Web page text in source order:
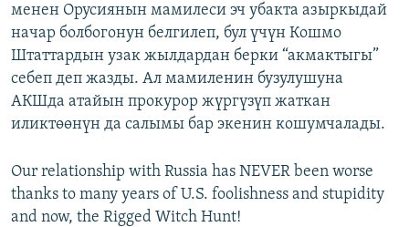
менен Орусиянын мамилеси эч убакта азыркыдай
начар болбогонун белгилеп, бул үчүн Кошмо
Штаттардын узак жылдардан берки “акмактыгы”
себеп деп жазды. Ал мамиленин бузулушуна
АКШда атайын прокурор жүргүзүп жаткан
иликтөөнүн да салымы бар экенин кошумчалады.
Our relationship with Russia has NEVER been worse
thanks to many years of U.S. foolishness and stupidity
and now, the Rigged Witch Hunt!